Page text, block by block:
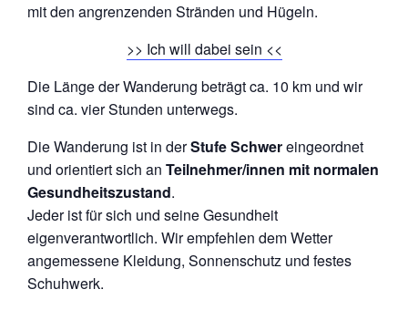
mit den angrenzenden Stränden und Hügeln.
>> Ich will dabei sein <<
Die Länge der Wanderung beträgt ca. 10 km und wir
sind ca. vier Stunden unterwegs.
Die Wanderung ist in derStufe Schwereingeordnet
und orientiert sich an Teilnehmer/innen mit normalen
Gesundheitszustand.
Jeder ist für sich und seine Gesundheit
eigenverantwortlich. Wir empfehlen dem Wetter
angemessene Kleidung, Sonnenschutz und festes
Schuhwerk.